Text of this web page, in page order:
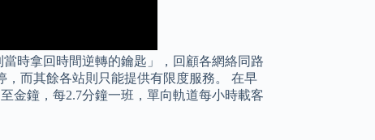
時拿回時間逆轉的鑰匙」，回顧各網絡同路
而其餘各站則只能提供有限度服務。 在早
金鐘，每2.7分鐘一班，單向軌道每小時載客